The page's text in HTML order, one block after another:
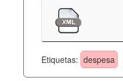
Etiquetas: despesa